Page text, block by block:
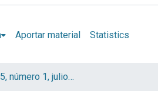
Aportar material Statistics
Volumen 25, número 1, julio 2022